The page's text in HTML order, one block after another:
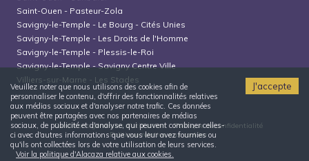
Saint-Ouen - Pasteur-Zola
Savigny-le-Temple - Le Bourg - Cités Unies
Savigny-le-Temple - Les Droits de l'Homme
Savigny-le-Temple - Plessis-le-Roi
Savigny-le-Temple-Savigny Centre Ville
Villiers-sur-Marne - Les Stades
Conditions générales d'utilisation
Politique de confidentialité
Politique relative aux cookies
Veuillez noter que nous utilisons des cookies afin de
personnaliser le contenu, d'offrir des fonctionnalités relatives
aux médias sociaux et d'analyser notre trafic. Ces données
peuvent être partagées avec nos partenaires de médias
sociaux, de publicité et d'analyse, qui peuvent combiner celles-
ci avec d'autres informations que vous leur avez fournies ou
qu'ils ont collectées lors de votre utilisation de leurs services.
Voir la politique d'Alacaza relative aux cookies.
J'accepte